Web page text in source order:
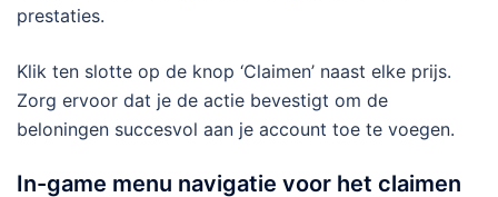
prestaties.
Klik ten slotte op de knop ‘Claimen’ naast elke prijs.
Zorg ervoor dat je de actie bevestigt om de
beloningen succesvol aan je account toe te voegen.
In-game menu navigatie voor het claimen